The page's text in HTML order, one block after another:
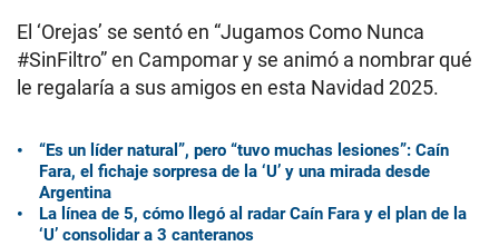
El ‘Orejas’ se sentó en “Jugamos Como Nunca
#SinFiltro” en Campomar y se animó a nombrar qué
le regalaría a sus amigos en esta Navidad 2025.
“Es un líder natural”, pero “tuvo muchas lesiones”: Caín
Fara, el fichaje sorpresa de la ‘U’ y una mirada desde
Argentina
La línea de 5, cómo llegó al radar Caín Fara y el plan de la
‘U’ consolidar a 3 canteranos